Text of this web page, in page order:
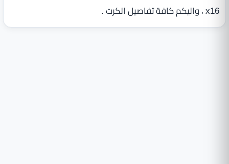
x16 ، واليكم كافة تفاصيل الكرت .